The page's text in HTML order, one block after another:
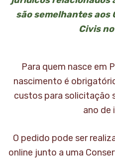
são semelhantes aos
Civis
Para quem nasce em
nascimento é
custos para solicitação
ano de
O pedido pode ser
online junto a uma